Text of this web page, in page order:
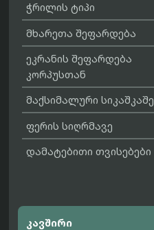
ჭრილის ტიპი
მხარეთა შეფარდება
ეკრანის შეფარდება
კორპუსთან
მაქსიმალური სიკაშკაშე
ფერის სიღრმავე
დამატებითი თვისებები
კავშირი